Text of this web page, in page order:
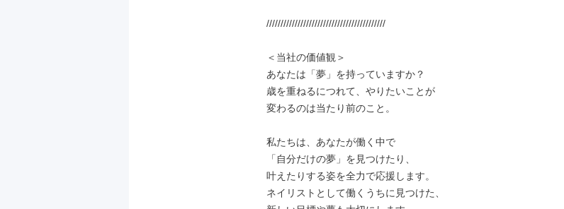
//////////////////////////////////////////
＜当社の価値観＞
あなたは「夢」を持っていますか？
歳を重ねるにつれて、やりたいことが
変わるのは当たり前のこと。
私たちは、あなたが働く中で
「自分だけの夢」を見つけたり、
叶えたりする姿を全力で応援します。
ネイリストとして働くうちに見つけた、